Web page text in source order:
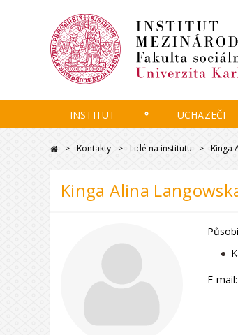
INSTITUT UCHAZEČI
Kontakty Lidé na institutu Kinga
Kinga Alina
E-mail: